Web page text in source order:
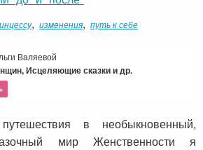
, изменения, путь к себе
Валяевой
Исцеляющие сказки и др.
в необыкновенный,
мир Женственности я